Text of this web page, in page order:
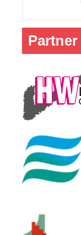
Partner